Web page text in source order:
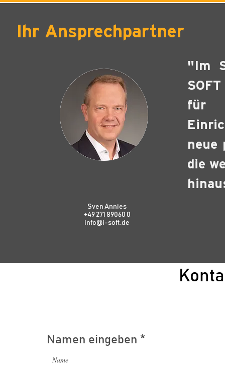
Ihr Ansprechpartner
"Im
für
neue
die
Sven Annies
+49 271 89060 0
info@i-soft.de
Namen eingeben